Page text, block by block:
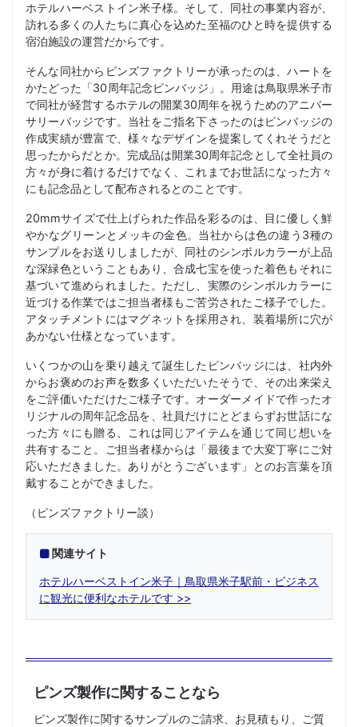
ホテルハーベストイン米子様。そして、同社の事業内容が、
訪れる多くの人たちに真心を込めた至福のひと時を提供する
宿泊施設の運営だからです。
そんな同社からピンズファクトリーが承ったのは、ハートを
かたどった「30周年記念ピンバッジ」。用途は鳥取県米子市
で同社が経営するホテルの開業30周年を祝うためのアニバー
サリーバッジです。当社をご指名下さったのはピンバッジの
作成実績が豊富で、様々なデザインを提案してくれそうだと
思ったからだとか。完成品は開業30周年記念として全社員の
方々が身に着けるだけでなく、これまでお世話になった方々
にも記念品として配布されるとのことです。
20mmサイズで仕上げられた作品を彩るのは、目に優しく鮮
やかなグリーンとメッキの金色。当社からは色の違う3種の
サンプルをお送りしましたが、同社のシンボルカラーが上品
な深緑色ということもあり、合成七宝を使った着色もそれに
基づいて進められました。ただし、実際のシンボルカラーに
近づける作業ではご担当者様もご苦労されたご様子でした。
アタッチメントにはマグネットを採用され、装着場所に穴が
あかない仕様となっています。
いくつかの山を乗り越えて誕生したピンバッジには、社内外
からお褒めのお声を数多くいただいたそうで、その出来栄え
をご評価いただけたご様子です。オーダーメイドで作ったオ
リジナルの周年記念品を、社員だけにとどまらずお世話にな
った方々にも贈る、これは同じアイテムを通じて同じ想いを
共有すること。ご担当者様からは「最後まで大変丁寧にご対
応いただきました。ありがとうございます」とのお言葉を頂
戴することができました。
（ピンズファクトリー談）
関連サイト
ホテルハーベストイン米子｜鳥取県米子駅前・ビジネス
に観光に便利なホテルです
ピンズ製作に関することなら
ピンズ製作に関するサンプルのご請求、お見積もり、ご質